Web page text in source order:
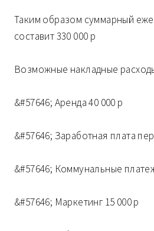
Таким образом суммарный
составит 330 000 р
Возможные накладные
&#57646; Аренда 40 000 р
&#57646; Заработная плата
&#57646; Коммунальные
&#57646; Маркетинг 15 000 р